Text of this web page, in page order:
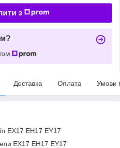
з
Доставка Оплата Умови
EX17 EH17 EY17
EX17 EH17 EY17